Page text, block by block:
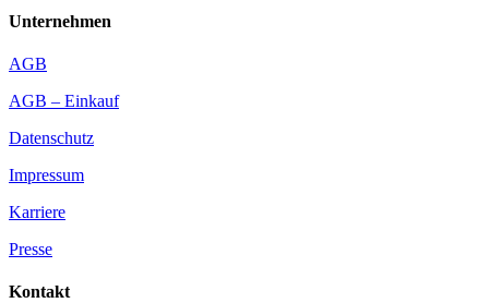
Unternehmen
AGB
AGB – Einkauf
Datenschutz
Impressum
Karriere
Presse
Kontakt